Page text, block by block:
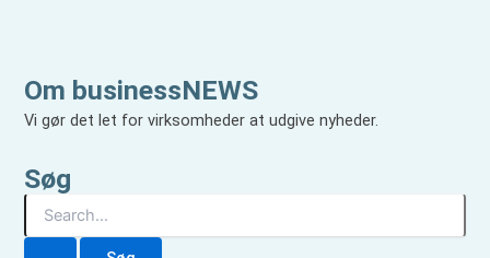
Om businessNEWS
Vi gør det let for virksomheder at udgive nyheder.
Søg